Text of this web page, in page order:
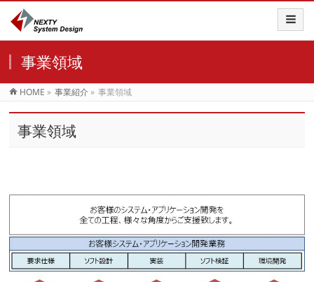
事業領域
HOME » 事業紹介» 事業領域
事業領域